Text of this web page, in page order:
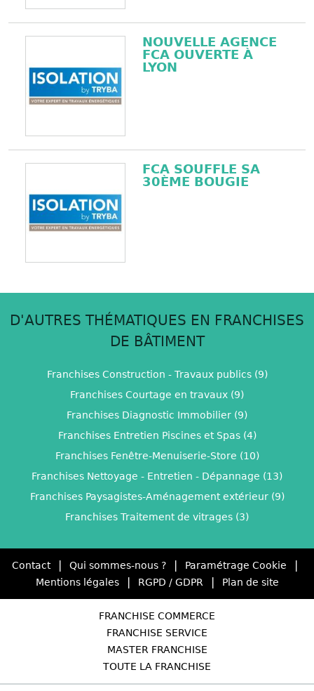
NOUVELLE AGENCE
FCA OUVERTE À
LYON
FCA SOUFFLE SA
30ÈME BOUGIE
D'AUTRES THÉMATIQUES EN FRANCHISES
DE BÂTIMENT
Franchises Construction - Travaux publics (9)
Franchises Courtage en travaux (9)
Franchises Diagnostic Immobilier (9)
Franchises Entretien Piscines et Spas (4)
Franchises Fenêtre-Menuiserie-Store (10)
Franchises Nettoyage - Entretien - Dépannage (13)
Franchises Paysagistes-Aménagement extérieur (9)
Franchises Traitement de vitrages (3)
Contact Qui sommes-nous ? Paramétrage Cookie
Mentions légales RGPD / GDPR Plan de site
FRANCHISE COMMERCE
FRANCHISE SERVICE
MASTER FRANCHISE
TOUTE LA FRANCHISE